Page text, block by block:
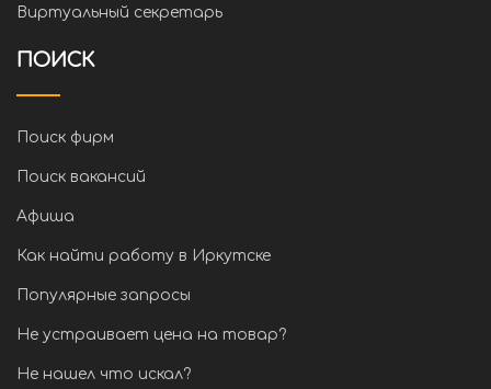
Виртуальный секретарь
ПОИСК
Поиск фирм
Поиск вакансий
Афиша
Как найти работу в Иркутске
Популярные запросы
Не устраивает цена на товар?
Не нашел что искал?